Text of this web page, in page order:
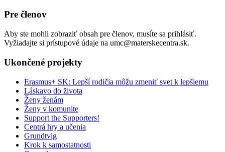
Pre členov
Aby ste mohli zobraziť obsah pre členov, musíte sa prihlásiť.
Vyžiadajte si prístupové údaje na umc@materskecentra.sk.
Ukončené projekty
Erasmus+ SK: Lepší rodičia môžu zmeniť svet k lepšiemu
Láskavo do života
Ženy ženám
Ženy v komunite
Support the Supporters!
Centrá hry a učenia
Grundtvig
Krok k samostatnosti